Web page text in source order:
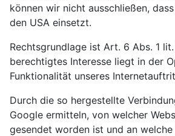
können wir nicht ausschließen,
den USA einsetzt.
Rechtsgrundlage ist Art. 6 Abs. 1
berechtigtes Interesse liegt in der
Funktionalität unseres
Durch die so hergestellte
Google ermitteln, von welcher
gesendet worden ist und an welche